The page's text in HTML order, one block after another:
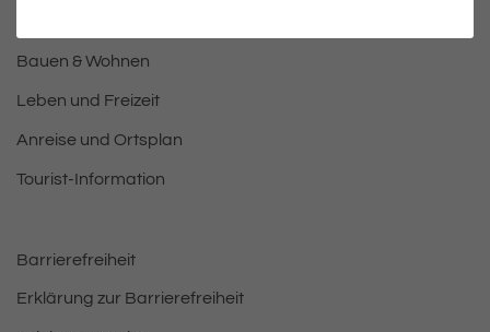
Bauen & Wohnen
Leben und Freizeit
Anreise und Ortsplan
Tourist-Information
Barrierefreiheit
Erklärung zur Barrierefreiheit